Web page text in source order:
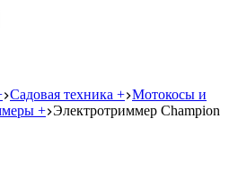
Садовая техника + Мотокосы и
+ Электротриммер Champion